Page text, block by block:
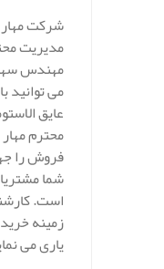
شرکت مهار
مدیریت
مهندس
می توانید
عایق
محترم
فروش را
شما
است.
زمینه
یاری می